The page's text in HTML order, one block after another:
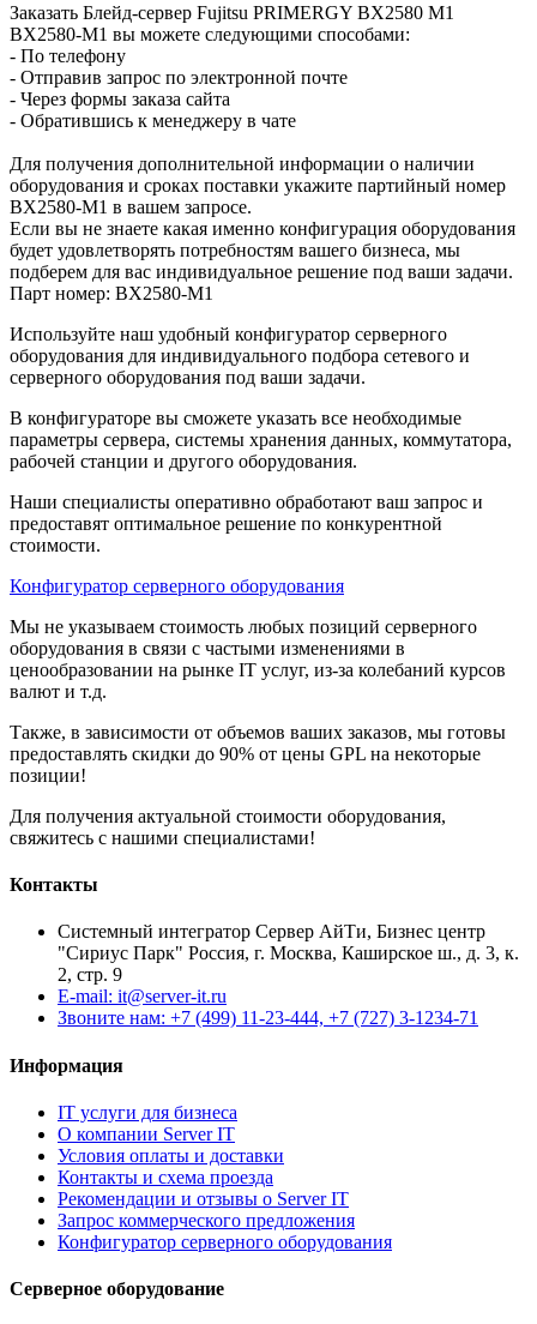
Заказать Блейд-сервер Fujitsu PRIMERGY BX2580 M1
BX2580-M1 вы можете следующими способами:
- По телефону
- Отправив запрос по электронной почте
- Через формы заказа сайта
- Обратившись к менеджеру в чате
Для получения дополнительной информации о наличии
оборудования и сроках поставки укажите партийный номер
BX2580-M1 в вашем запросе.
Если вы не знаете какая именно конфигурация оборудования
будет удовлетворять потребностям вашего бизнеса, мы
подберем для вас индивидуальное решение под ваши задачи.
Парт номер: BX2580-M1
Используйте наш удобный конфигуратор серверного
оборудования для индивидуального подбора сетевого и
серверного оборудования под ваши задачи.
В конфигураторе вы сможете указать все необходимые
параметры сервера, системы хранения данных, коммутатора,
рабочей станции и другого оборудования.
Наши специалисты оперативно обработают ваш запрос и
предоставят оптимальное решение по конкурентной
стоимости.
Конфигуратор серверного оборудования
Мы не указываем стоимость любых позиций серверного
оборудования в связи с частыми изменениями в
ценообразовании на рынке IT услуг, из-за колебаний курсов
валют и т.д.
Также, в зависимости от объемов ваших заказов, мы готовы
предоставлять скидки до 90% от цены GPL на некоторые
позиции!
Для получения актуальной стоимости оборудования,
свяжитесь с нашими специалистами!
Контакты
Системный интегратор Сервер АйТи, Бизнес центр
"Сириус Парк" Россия, г. Москва, Каширское ш., д. 3, к.
2, стр. 9
E-mail: it@server-it.ru
Звоните нам: +7 (499) 11-23-444, +7 (727) 3-1234-71
Информация
IT услуги для бизнеса
О компании Server IT
Условия оплаты и доставки
Контакты и схема проезда
Рекомендации и отзывы о Server IT
Запрос коммерческого предложения
Конфигуратор серверного оборудования
Серверное оборудование